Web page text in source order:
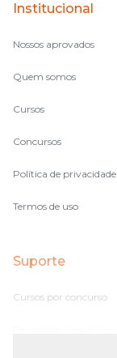
Institucional
Nossos aprovados
Quem somos
Cursos
Concursos
Política de privacidade
Termos de uso
Suporte
Cursos por concurso